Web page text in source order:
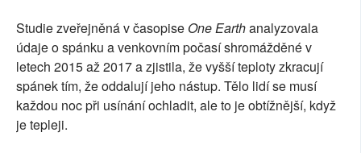
Studie zveřejněná v časopise One Earthanalyzovala
údaje o spánku a venkovním počasí shromážděné v
letech 2015 až 2017 a zjistila, že vyšší teploty zkracují
spánek tím, že oddalují jeho nástup. Tělo lidí se musí
každou noc při usínání ochladit, ale to je obtížnější, když
je tepleji.